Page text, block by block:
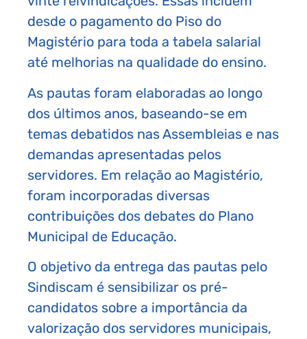
desde o pagamento do Piso do
Magistério para toda a tabela salarial
até melhorias na qualidade do ensino.
As pautas foram elaboradas ao longo
dos últimos anos, baseando-se em
temas debatidos nas Assembleias e nas
demandas apresentadas pelos
servidores. Em relação ao Magistério,
foram incorporadas diversas
contribuições dos debates do Plano
Municipal de Educação.
O objetivo da entrega das pautas pelo
Sindiscam é sensibilizar os pré-
candidatos sobre a importância da
valorização dos servidores municipais,